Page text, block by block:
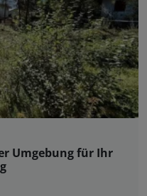
Umgebung für Ihr